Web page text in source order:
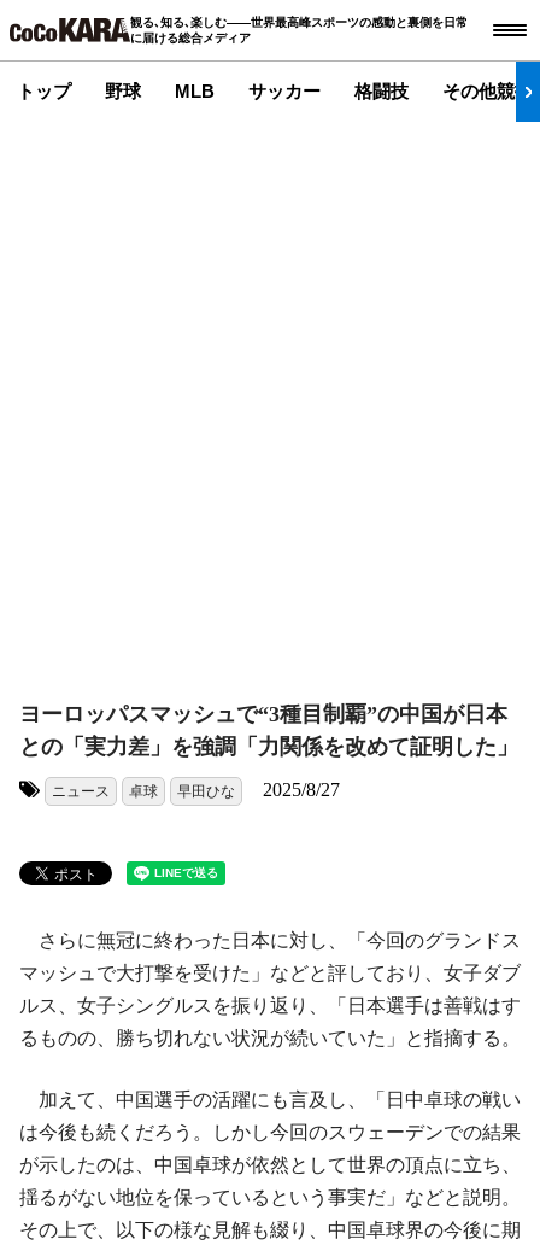
観る､知る､楽しむ――世界最高峰スポーツの感動と裏側を日常
に届ける総合メディア
トップ 野球 MLB サッカー 格闘技 その他競技
ヨーロッパスマッシュで“3種目制覇”の中国が日本
との「実力差」を強調「力関係を改めて証明した」
ニュース 卓球 早田ひな 2025/8/27
さらに無冠に終わった日本に対し、「今回のグランドス
マッシュで大打撃を受けた」などと評しており、女子ダブ
ルス、女子シングルスを振り返り、「日本選手は善戦はす
るものの、勝ち切れない状況が続いていた」と指摘する。
加えて、中国選手の活躍にも言及し、「日中卓球の戦い
は今後も続くだろう。しかし今回のスウェーデンでの結果
が示したのは、中国卓球が依然として世界の頂点に立ち、
揺るがない地位を保っているという事実だ」などと説明。
その上で、以下の様な見解も綴り、中国卓球界の今後に期